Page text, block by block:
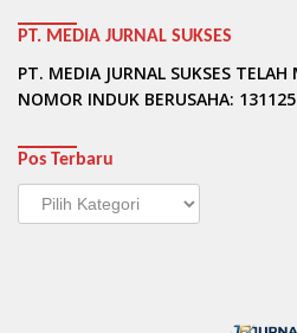
PT. MEDIA JURNAL SUKSES
PT. MEDIA JURNAL SUKSES
NOMOR INDUK BERUSAHA:
Pos Terbaru
Pos
Terbaru